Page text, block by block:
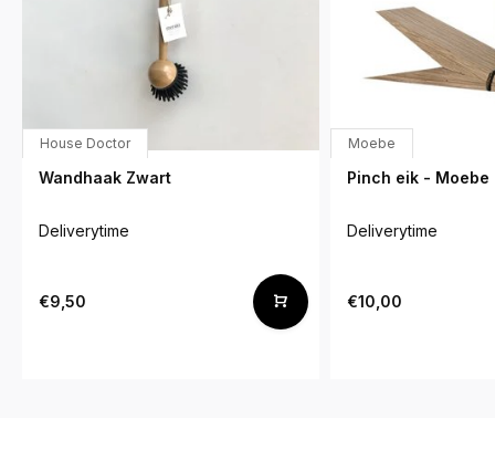
House Doctor
Wandhaak Zwart
Deliverytime
€9,50
Moebe
Pinch eik - Moebe
Deliverytime
€10,00